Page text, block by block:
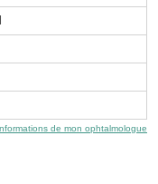
de mon ophtalmologue